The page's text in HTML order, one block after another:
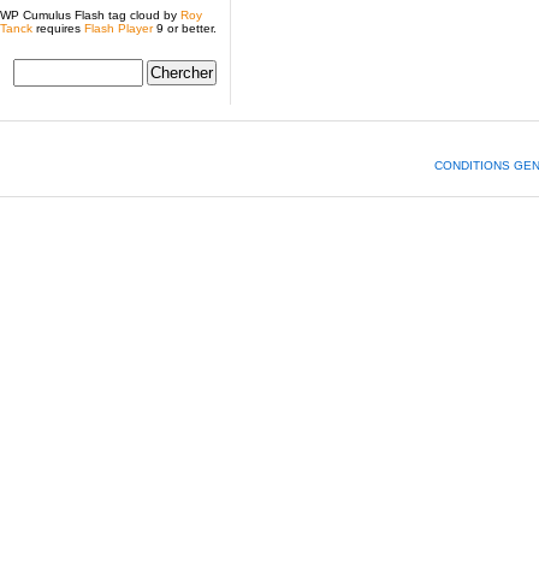
WP Cumulus Flash tag cloud by Roy
Tanck requires Flash Player9 or better.
CONDITIONS